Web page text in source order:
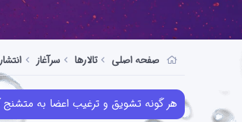
صفحه اصلی تالارها سرآغاز
هر گونه تشویق و ترغیب اعضا به متشنج